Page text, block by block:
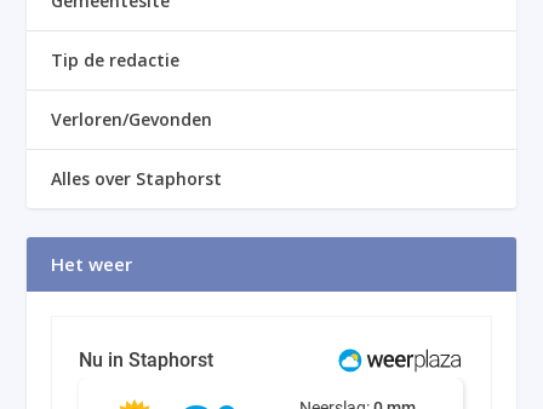
Tip de redactie
Verloren/Gevonden
Alles over Staphorst
Het weer